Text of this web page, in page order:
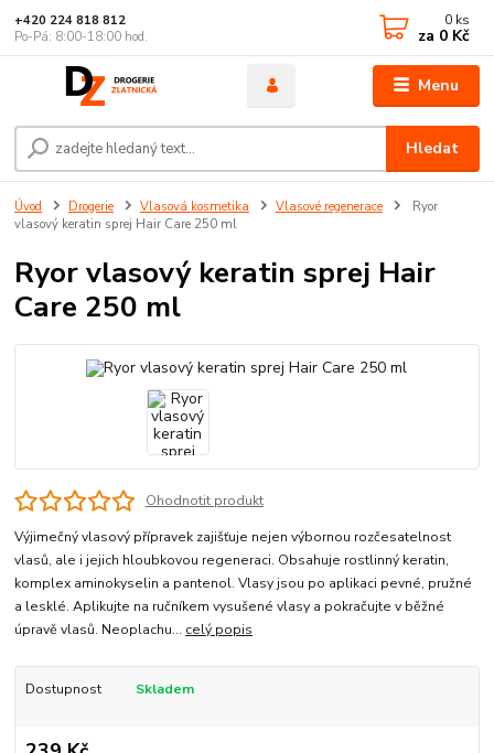
Menu
Hledat
+420 224 818 812
Po-Pá: 8:00-18:00 hod.
0 ks
za 0 Kč
Úvod Drogerie Vlasová kosmetika Vlasové regenerace
Ryor
vlasový keratin sprej Hair Care 250 ml
Ryor vlasový keratin sprej Hair
Care 250 ml
Ohodnotit produkt
Výjimečný vlasový přípravek zajišťuje nejen výbornou rozčesatelnost
vlasů, ale i jejich hloubkovou regeneraci. Obsahuje rostlinný keratin,
komplex aminokyselin a pantenol. Vlasy jsou po aplikaci pevné, pružné
a lesklé. Aplikujte na ručníkem vysušené vlasy a pokračujte v běžné
úpravě vlasů. Neoplachu... celý popis
Dostupnost Skladem